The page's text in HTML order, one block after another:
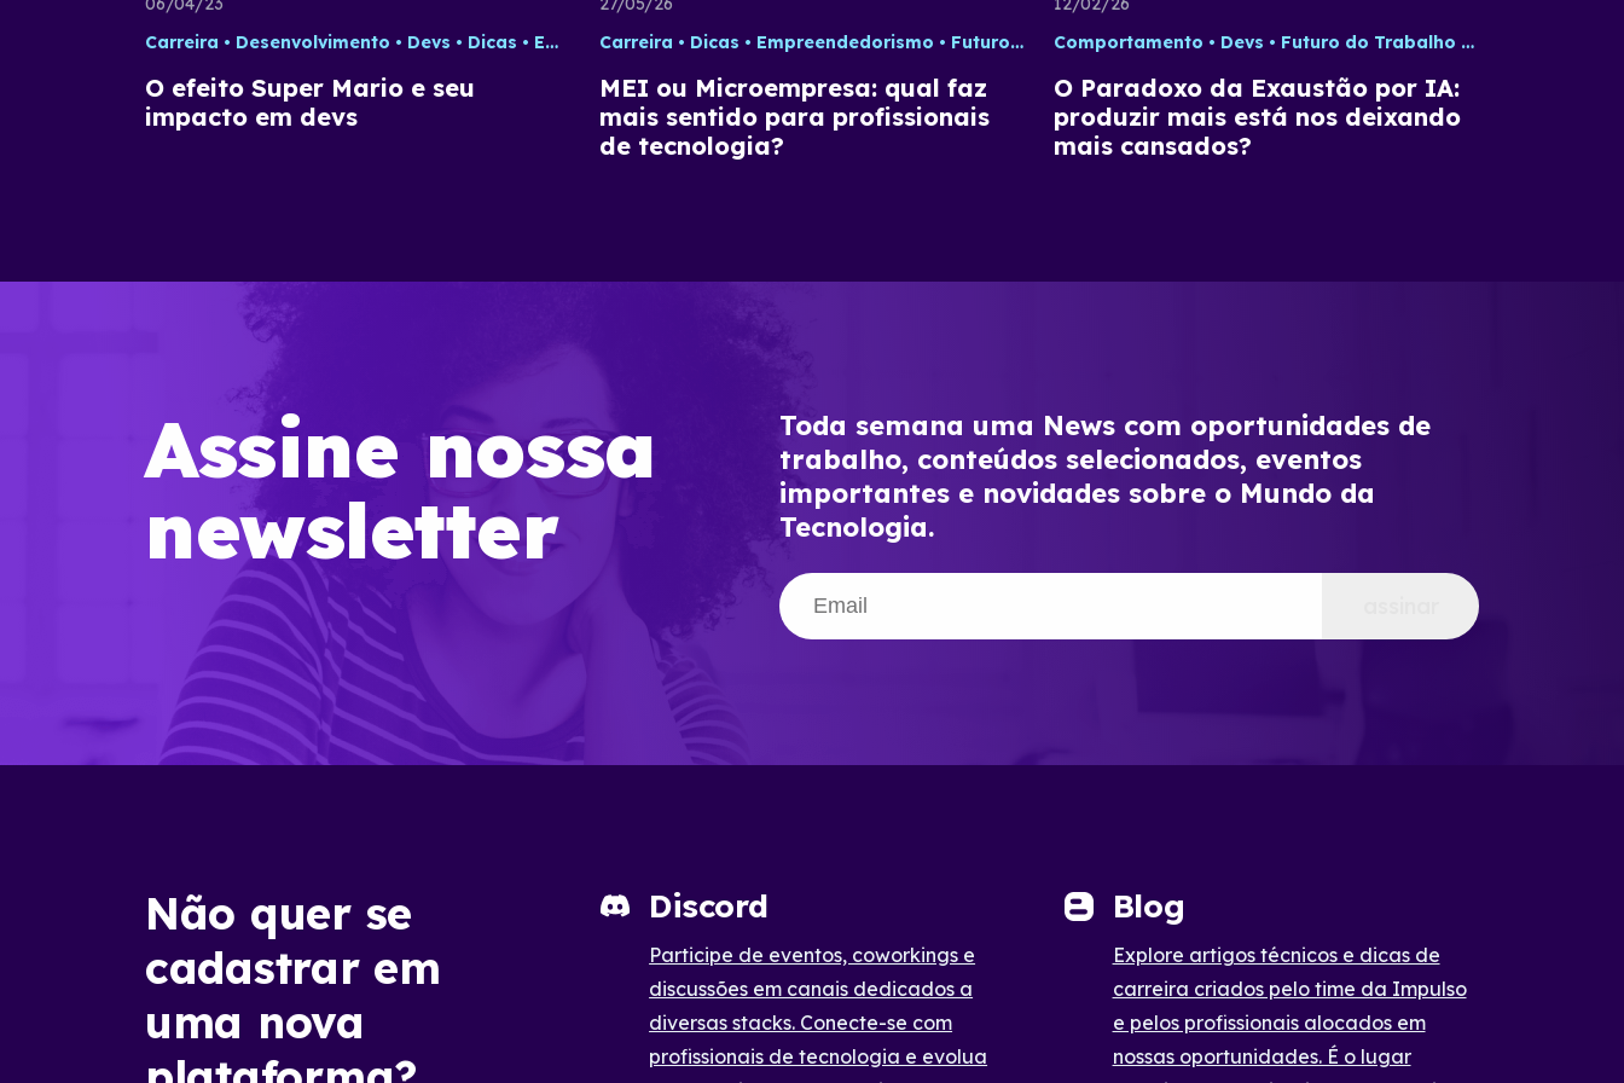
Carreira
Desenvolvimento Devs Dicas Empreendedorismo
O efeito Super Mario e seu
impacto em devs
Carreira
Dicas Empreendedorismo Futuro do Trabalho
MEI ou Microempresa: qual faz
mais sentido para profissionais
de tecnologia?
Comportamento
Devs Futuro do Trabalho IA
O Paradoxo da Exaustão por IA:
produzir mais está nos deixando
mais cansados?
Assine nossa
newsletter
Toda semana uma News com oportunidades de
trabalho, conteúdos selecionados, eventos
importantes e novidades sobre o Mundo da
Tecnologia.
Não quer se
cadastrar em
uma nova
Discord
Participe de eventos, coworkings e
discussões em canais dedicados a
diversas stacks. Conecte-se com
profissionais de tecnologia e evolua
Blog
Explore artigos técnicos e dicas de
carreira criados pelo time da Impulso
e pelos profissionais alocados em
nossas oportunidades. É o lugar